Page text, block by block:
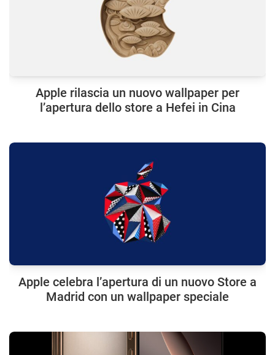
Apple rilascia un nuovo wallpaper per
l’apertura dello store a Hefei in Cina
Apple celebra l’apertura di un nuovo Store a
Madrid con un wallpaper speciale